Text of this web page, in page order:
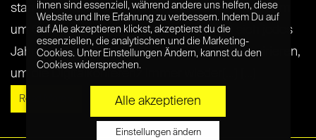
stand 2017 alles im Zeichen des Hahns. Das Team
um Gründer Markus von der Luehe lässt sich jedes
Jahr von den chinesischen Sternzeichen inspirieren,
um die Digitalkonferenz immer wieder[...] [...]
Read More »
ihnen sind essenziell, während andere uns helfen, diese
Website und Ihre Erfahrung zu verbessern. Indem Du auf
auf Alle akzeptieren klickst, akzeptierst du die
essenziellen, die analytischen und die Marketing-
Cookies. Unter Einstellungen Ändern, kannst du den
Cookies widersprechen.
Alle akzeptieren
Einstellungen ändern